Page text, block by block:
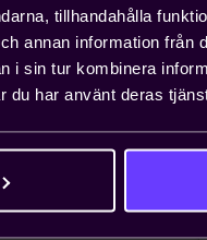
tillhandahålla
annan information från
i sin tur kombinera
du har använt deras
kan
ta
att